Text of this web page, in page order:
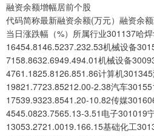
融资余额增幅居前个股
代码简称最新融资余额(万元）融资余
当日涨跌幅（%）所属行业301137哈焊
16454.8146.5237.232.53机械设备
7158.8632.6949.494.01机械设备
4761.1825.8126.851.86计算机
19821.7723.85212.00-2.38汽车
17539.9323.8541.20-10.82传媒
4545.0823.7565.13-3.51电子301019
13053.2721.0019.166.15基础化工